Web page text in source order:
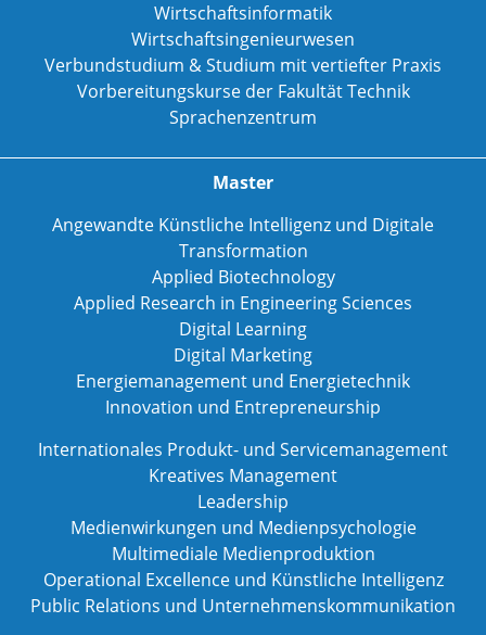
Wirtschaftsinformatik
Wirtschaftsingenieurwesen
Verbundstudium & Studium mit vertiefter Praxis
Vorbereitungskurse der Fakultät Technik
Sprachenzentrum
Master
Angewandte Künstliche Intelligenz und Digitale
Transformation
Applied Biotechnology
Applied Research in Engineering Sciences
Digital Learning
Digital Marketing
Energiemanagement und Energietechnik
Innovation und Entrepreneurship
Internationales Produkt- und Servicemanagement
Kreatives Management
Leadership
Medienwirkungen und Medienpsychologie
Multimediale Medienproduktion
Operational Excellence und Künstliche Intelligenz
Public Relations und Unternehmenskommunikation